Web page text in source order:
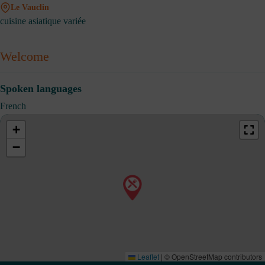
Le Vauclin
cuisine asiatique variée
Welcome
Spoken languages
French
+
−
Leaflet | © OpenStreetMap contributors